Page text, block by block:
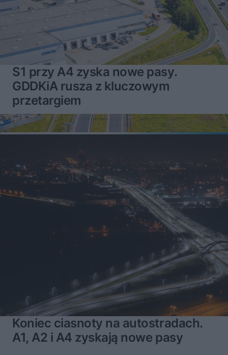
S1 przy A4 zyska nowe pasy.
GDDKiA rusza z kluczowym
przetargiem
Koniec ciasnoty na autostradach.
A1, A2 i A4 zyskają nowe pasy